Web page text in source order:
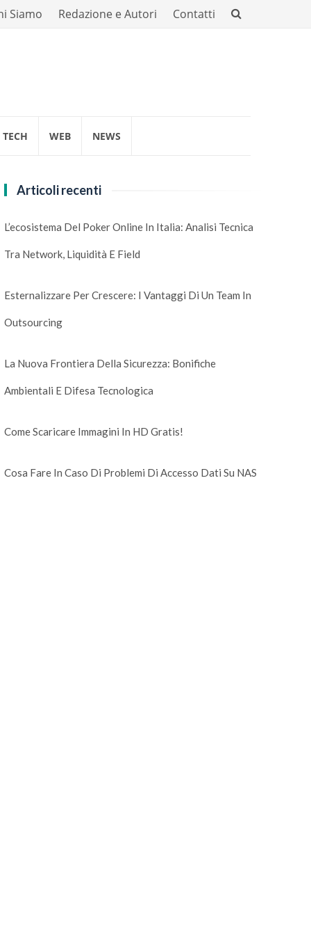
Siamo Redazione e Autori Contatti
TECH WEB NEWS
Articoli recenti
L’ecosistema Del Poker Online In Italia: Analisi Tecnica
Tra Network, Liquidità E Field
Esternalizzare Per Crescere: I Vantaggi Di Un Team In
Outsourcing
La Nuova Frontiera Della Sicurezza: Bonifiche
Ambientali E Difesa Tecnologica
Come Scaricare Immagini In HD Gratis!
Cosa Fare In Caso Di Problemi Di Accesso Dati Su NAS